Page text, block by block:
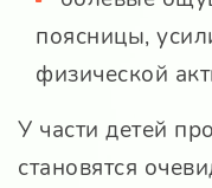
поясницы,
физической
У части детей
становятся